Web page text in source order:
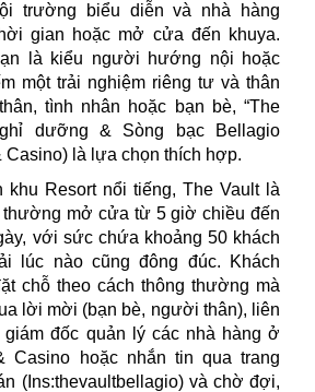
trường biểu diễn và nhà hàng
gian hoặc mở cửa đến khuya.
là kiểu người hướng nội hoặc
một trải nghiệm riêng tư và thân
tình nhân hoặc bạn bè, “The
dưỡng & Sòng bạc Bellagio
Casino) là lựa chọn thích hợp.
khu Resort nổi tiếng, The Vault là
thường mở cửa từ 5 giờ chiều đến
với sức chứa khoảng 50 khách
lúc nào cũng đông đúc. Khách
chỗ theo cách thông thường mà
lời mời (bạn bè, người thân), liên
giám đốc quản lý các nhà hàng ở
Casino hoặc nhắn tin qua trang
(Ins:thevaultbellagio) và chờ đợi,